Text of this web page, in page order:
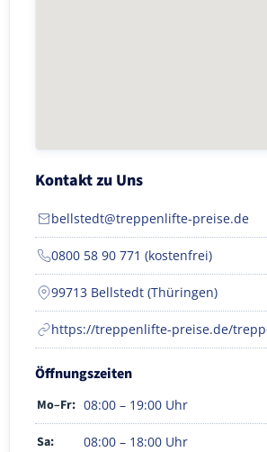
Kontakt zu Uns
bellstedt@treppenlifte-preise.de
0800 58 90 771 (kostenfrei)
99713 Bellstedt (Thüringen)
https://treppenlifte-preise.de/
Öffnungszeiten
Mo–Fr: 08:00 – 19:00 Uhr
Sa: 08:00 – 18:00 Uhr